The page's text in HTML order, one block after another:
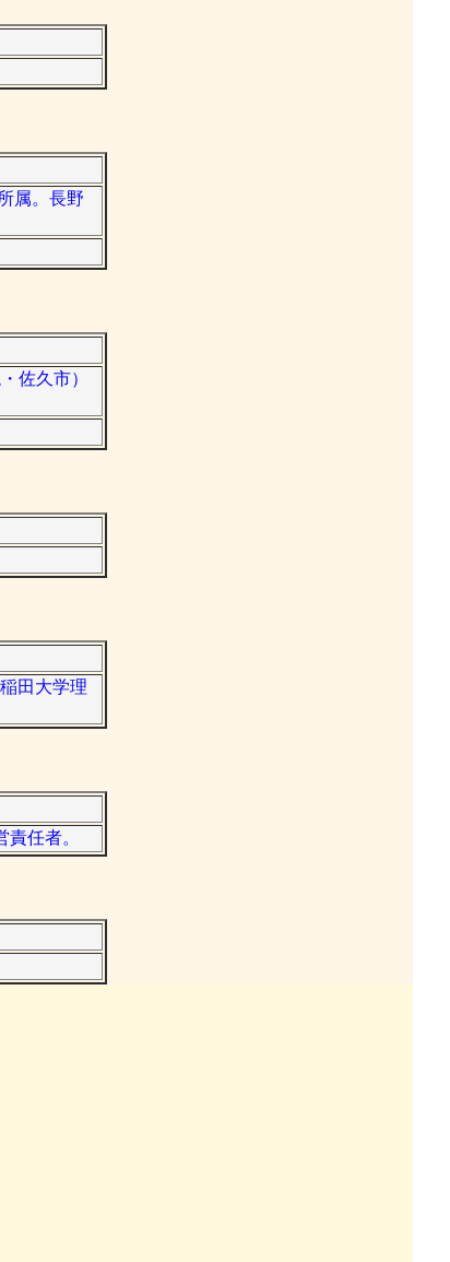
属。長野
佐久市）
田大学理
任者。